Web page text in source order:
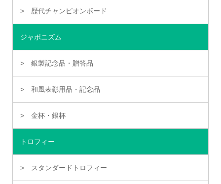
歴代チャンピオンボード
ジャポニズム
銀製記念品・贈答品
和風表彰用品・記念品
金杯・銀杯
トロフィー
スタンダードトロフィー